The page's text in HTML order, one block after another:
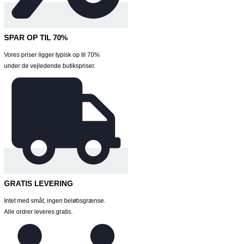
SPAR OP TIL 70%
Vores priser ligger typisk op til 70%
under de vejledende butikspriser.
GRATIS LEVERING
Intet med småt, ingen beløbsgrænse.
Alle ordrer leveres gratis.